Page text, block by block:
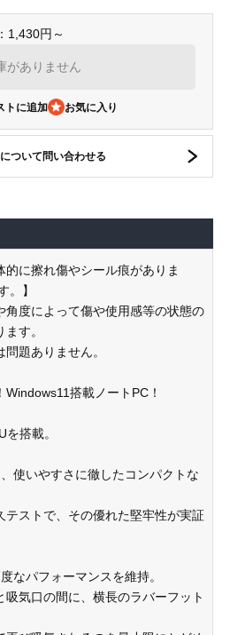
1,430円～
がありません
トに追加
ついて問い合わせる
的に擦れ傷やシール痕がありま
。】
度によって傷や使用感等の状態の
す。
題ありません。
搭載ノートPC！
搭載。
使いやすさに徹したコンパクトな
テストで、その優れた堅牢性が実証
なパフォーマンスを維持。
気口の間に、横長のラバーフット